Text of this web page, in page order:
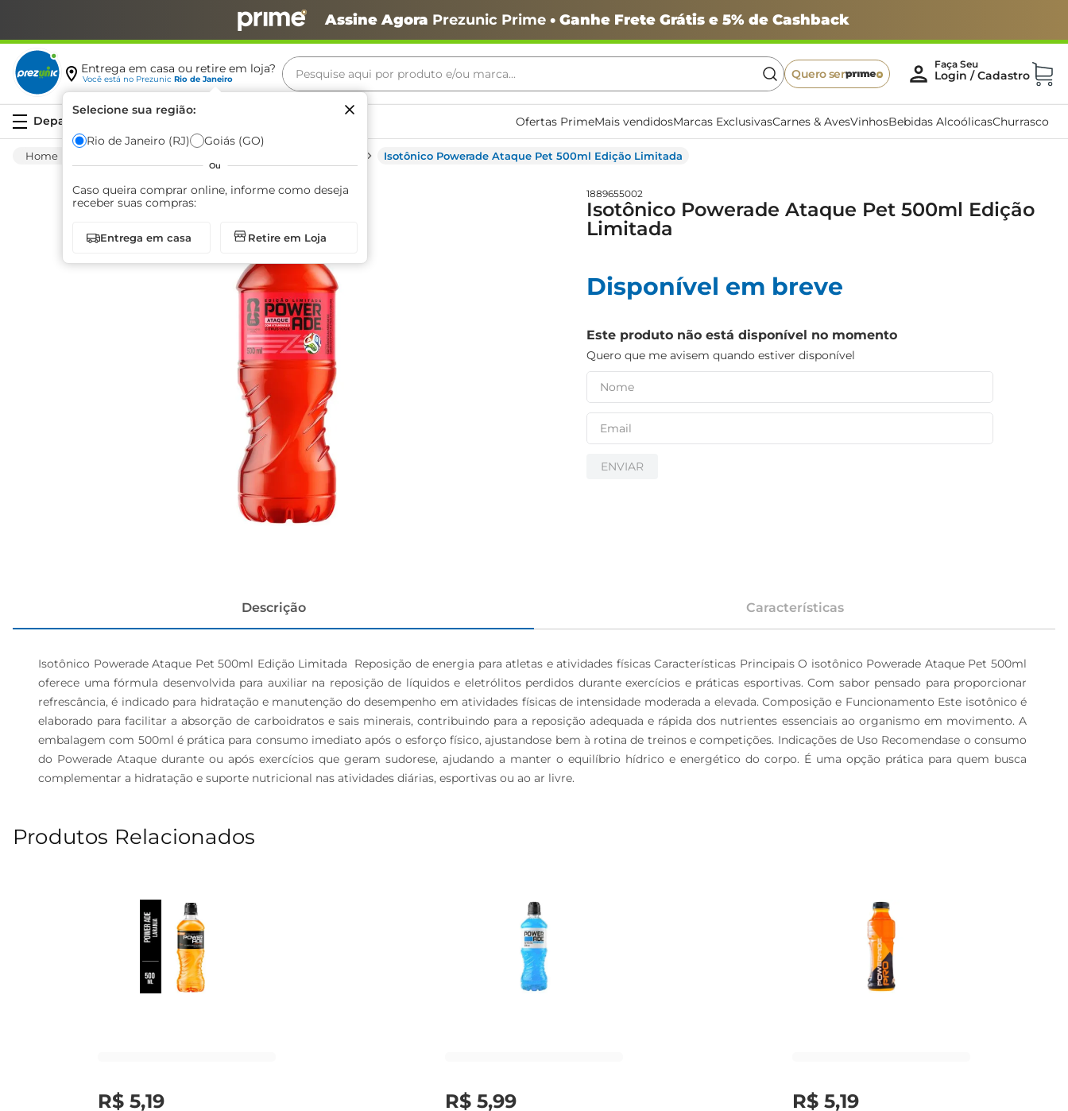
Assine Agora Prezunic Prime• Ganhe Frete Grátis e 5% de Cashback
Entrega em casa ou retire em loja?
Você está no Prezunic Rio de Janeiro
Selecione sua região:
Rio de Janeiro (RJ) Goiás (GO)
Ou
Caso queira comprar online, informe como deseja
receber suas compras:
Entrega em casa Retire em Loja
Pesquise aqui por produto e/ou marca...
Quero ser
Ofertas PrimeMais vendidosMarcas ExclusivasCarnes & AvesVinhosBebidas AlcoólicasChurrasco
Isotônico Powerade Ataque Pet 500ml Edição Limitada
1889655002
Isotônico Powerade Ataque Pet 500ml Edição
Limitada
Disponível em breve
Este produto não está disponível no momento
Quero que me avisem quando estiver disponível
ENVIAR
Descrição Características
Isotônico Powerade Ataque Pet 500ml Edição Limitada  Reposição de energia para atletas e atividades físicas Características Principais O isotônico Powerade Ataque Pet 500ml
oferece uma fórmula desenvolvida para auxiliar na reposição de líquidos e eletrólitos perdidos durante exercícios e práticas esportivas. Com sabor pensado para proporcionar
refrescância, é indicado para hidratação e manutenção do desempenho em atividades físicas de intensidade moderada a elevada. Composição e Funcionamento Este isotônico é
elaborado para facilitar a absorção de carboidratos e sais minerais, contribuindo para a reposição adequada e rápida dos nutrientes essenciais ao organismo em movimento. A
embalagem com 500ml é prática para consumo imediato após o esforço físico, ajustandose bem à rotina de treinos e competições. Indicações de Uso Recomendase o consumo
do Powerade Ataque durante ou após exercícios que geram sudorese, ajudando a manter o equilíbrio hídrico e energético do corpo. É uma opção prática para quem busca
complementar a hidratação e suporte nutricional nas atividades diárias, esportivas ou ao ar livre.
Produtos Relacionados
R$ 5,19 R$ 5,99 R$ 5,19
Termos mais buscados
café
biscoito
azeite
arroz
iogurte
papel higiênico
cerveja